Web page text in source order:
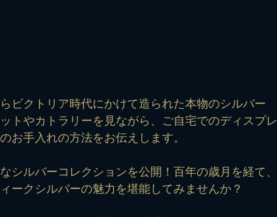
ビクトリア時代にかけて造られた本物のシルバー
トやカトラリーを見ながら、ご自宅でのディスプレ
お手入れの方法をお伝えします。
シルバーコレクションを公開！百年の歳月を経て、
ークシルバーの魅力を堪能してみませんか？